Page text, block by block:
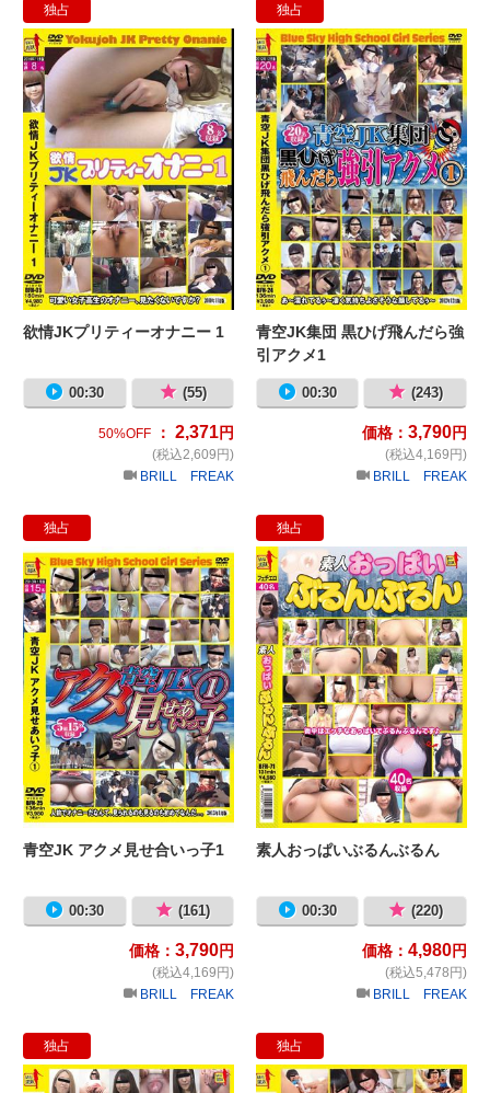
独占
欲情JKプリティーオナニー 1
欲情JKプリティーオナニー 1
00:30 (55)
50%OFF ： 2,371円
(税込2,609円)
BRILL FREAK
独占
青
青空JK集団 黒ひげ飛んだら強
引アクメ1
00:30 (243)
価格： 3,790円
(税込4,169円)
BRILL FREAK
独占
青空JK アクメ見せ合いっ子1
青空JK アクメ見せ合いっ子1
00:30 (161)
価格： 3,790円
(税込4,169円)
BRILL FREAK
独占
素
素人おっぱいぶるんぶるん
00:30 (220)
価格： 4,980円
(税込5,478円)
BRILL FREAK
独占
素人まんこマニア⑧ 総勢121人の
独占
女